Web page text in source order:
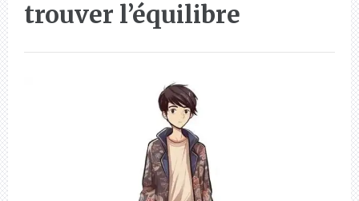
trouver l’équilibre